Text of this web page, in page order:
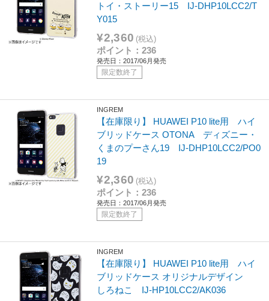
トイ・ストーリー15 IJ-DHP10LCC2/T
Y015
¥2,360 (税込)
ポイント：236
発売日：2017/06月発売
限定数終了
INGREM
【在庫限り】 HUAWEI P10 lite用 ハイ
ブリッドケース OTONA ディズニー・
くまのプーさん19 IJ-DHP10LCC2/PO0
19
¥2,360 (税込)
ポイント：236
発売日：2017/06月発売
限定数終了
INGREM
【在庫限り】 HUAWEI P10 lite用 ハイ
ブリッドケース オリジナルデザイン
しろねこ IJ-HP10LCC2/AK036